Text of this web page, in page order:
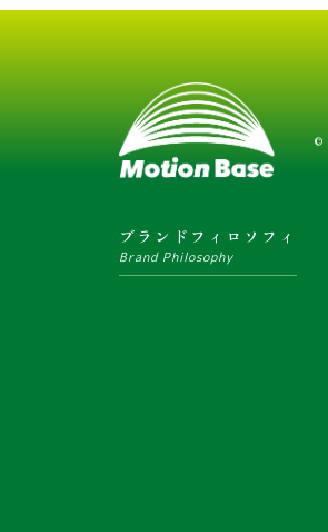
©
ブランドフィロソフィ
Brand Philosophy